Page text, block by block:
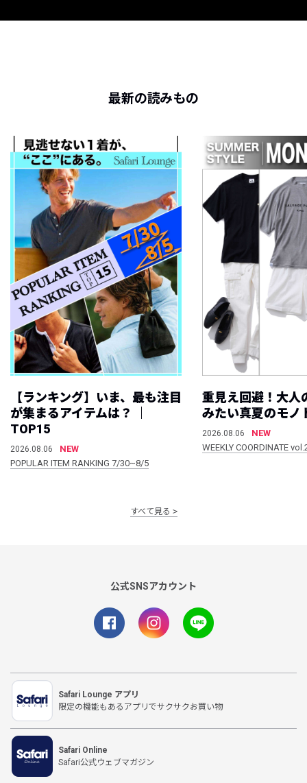
最新の読みもの
【ランキング】いま、最も注目
が集まるアイテムは？ ｜
TOP15
2026.08.06
NEW
POPULAR ITEM RANKING 7/30~8/5
重見え回避！大人
みたい真夏のモノ
2026.08.06
NEW
WEEKLY COORDINATE
すべて見る
公式SNSアカウント
Safari Lounge アプリ
限定の機能もあるアプリでサクサクお買い物
Safari Online
Safari公式ウェブマガジン